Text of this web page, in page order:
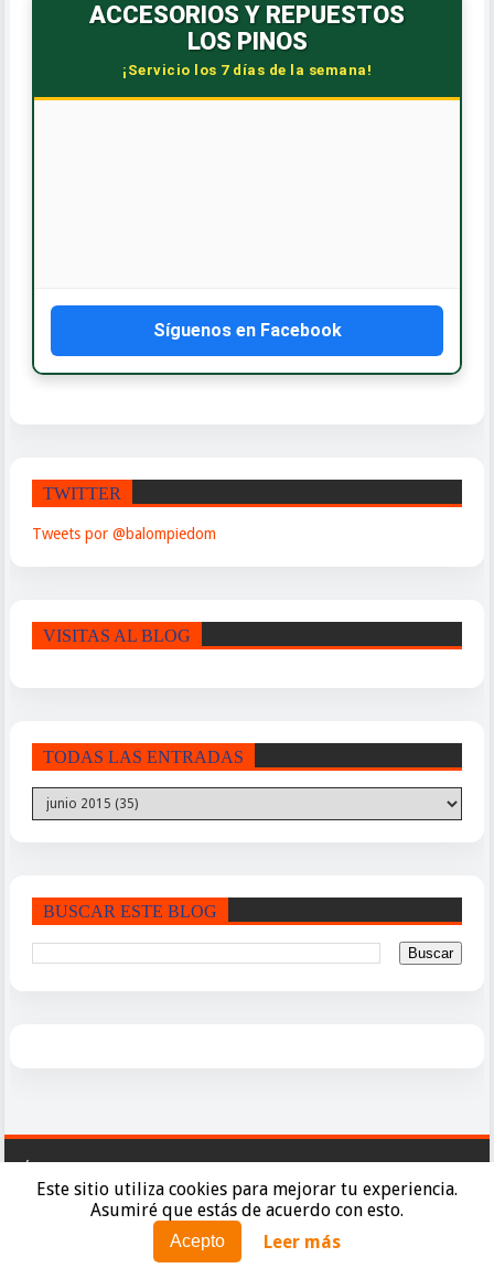
Este sitio utiliza cookies para mejorar tu experiencia.
Asumiré que estás de acuerdo con esto.
Acepto Leer más
ACCESORIOS Y REPUESTOS
LOS PINOS
¡Servicio los 7 días de la semana!
Síguenos en Facebook
TWITTER
Tweets por @balompiedom
VISITAS AL BLOG
TODAS LAS ENTRADAS
BUSCAR ESTE BLOG
Política de Cookies